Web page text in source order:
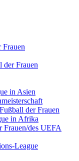
der Frauen
in Asien
der Frauen
in Afrika
Frauen/des UEFA
League